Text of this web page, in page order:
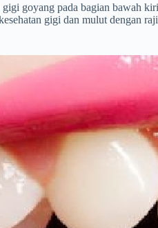
goyang pada bagian bawah
gigi dan mulut dengan